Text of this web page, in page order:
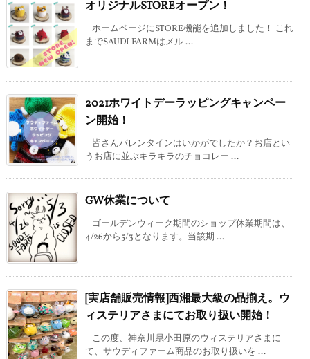
オリジナルSTOREオープン！
ホームページにSTORE機能を追加しました！ これ
までSAUDI FARMはメル ...
2021ホワイトデーラッピングキャンペー
ン開始！
皆さんバレンタインはいかがでしたか？お店とい
うお店に並ぶキラキラのチョコレー ...
GW休業について
ゴールデンウィーク期間のショップ休業期間は、
4/26から5/3となります。当該期 ...
[実店舗販売情報]西湘最大級の品揃え。ウ
ィステリアさまにてお取り扱い開始！
この度、神奈川県小田原のウィステリアさまに
て、サウディファーム商品のお取り扱いを ...